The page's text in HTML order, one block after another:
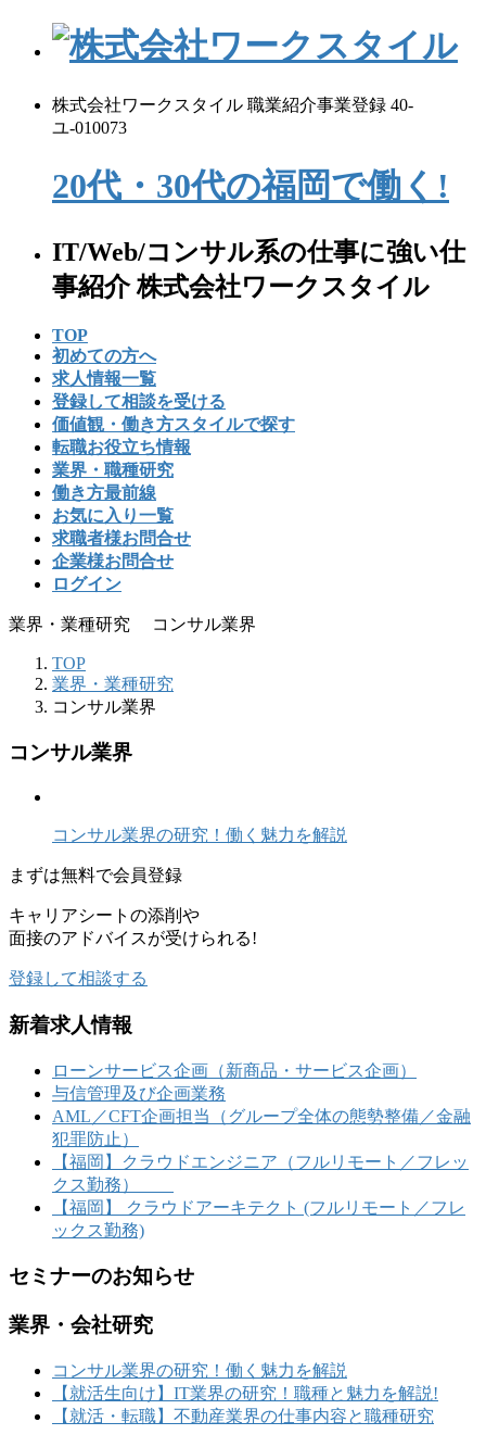
株式会社ワークスタイル 職業紹介事業登録 40-
ユ-010073
20代・30代の福岡で働く!
IT/Web/コンサル系の仕事に強い仕
事紹介 株式会社ワークスタイル
TOP
初めての⽅へ
求人情報一覧
登録して相談を受ける
価値観・働き方スタイルで探す
転職お役立ち情報
業界・職種研究
働き方最前線
お気に入り一覧
求職者様お問合せ
企業様お問合せ
ログイン
業界・業種研究 コンサル業界
TOP
業界・業種研究
コンサル業界
コンサル業界
コンサル業界の研究！働く魅力を解説
まずは無料で会員登録
キャリアシートの添削や
面接のアドバイスが受けられる!
登録して相談する
新着求人情報
ローンサービス企画（新商品・サービス企画）
与信管理及び企画業務
AML／CFT企画担当（グループ全体の態勢整備／金融
犯罪防止）
【福岡】クラウドエンジニア（フルリモート／フレッ
クス勤務）
【福岡】 クラウドアーキテクト (フルリモート／フレ
ックス勤務)
セミナーのお知らせ
業界・会社研究
コンサル業界の研究！働く魅力を解説
【就活生向け】IT業界の研究！職種と魅力を解説!
【就活・転職】不動産業界の仕事内容と職種研究